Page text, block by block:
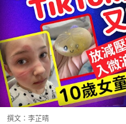
撰文： 李芷晴